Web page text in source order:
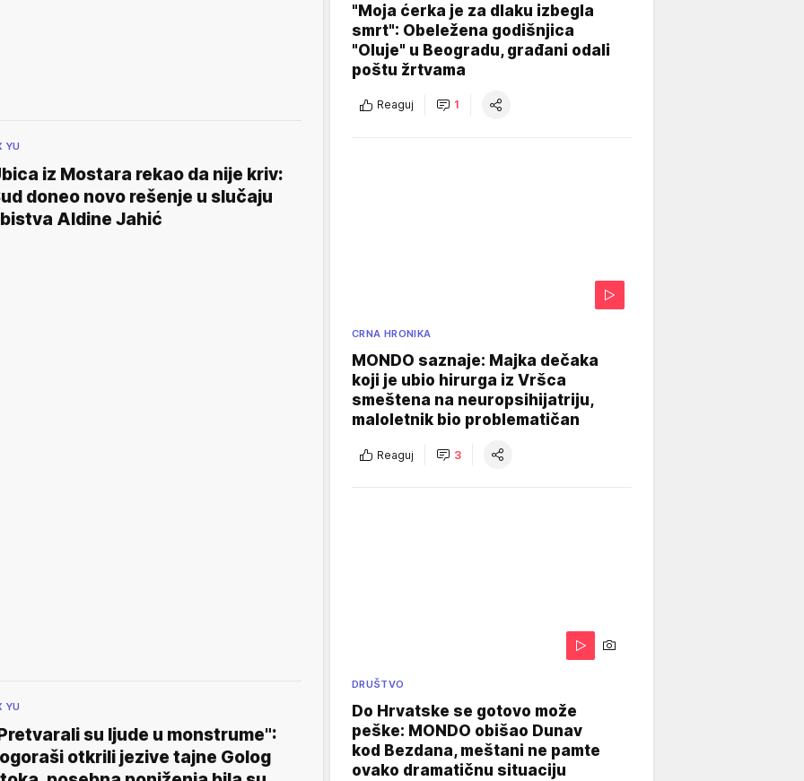
YU
iz Mostara rekao da nije kriv:
doneo novo rešenje u slučaju
Aldine Jahić
YU
su ljude u monstrume":
otkrili jezive tajne Golog
"Moja ćerka je za dlaku izbegla
smrt": Obeležena godišnjica
"Oluje" u Beogradu, građani odali
poštu žrtvama
Reaguj 1
CRNA HRONIKA
MONDO saznaje: Majka dečaka
koji je ubio hirurga iz Vršca
smeštena na neuropsihijatriju,
maloletnik bio problematičan
Reaguj 3
DRUŠTVO
Do Hrvatske se gotovo može
peške: MONDO obišao Dunav
kod Bezdana, meštani ne pamte
ovako dramatičnu situaciju